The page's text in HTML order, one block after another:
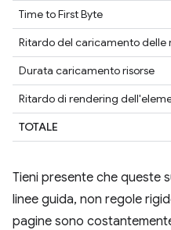
Time to First Byte
Ritardo del caricamento delle
Durata caricamento risorse
Ritardo di rendering
TOTALE
Tieni presente che queste
linee guida, non regole
pagine sono